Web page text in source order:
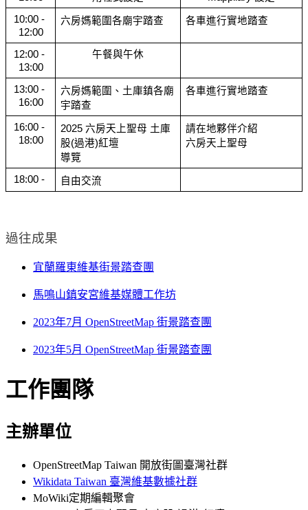
10:00 -
12:00
六房媽範圍各廟宇踏查 各車進行實地踏查
12:00 -
13:00
午餐與午休
13:00 -
16:00
六房媽範圍、土庫鎮各廟
宇踏查
各車進行實地踏查
16:00 -
18:00
2025 六房天上聖母 土庫
股(過港)紅壇
導覽
請在地夥伴介紹
六房天上聖母
18:00 - 自由交流
過往成果
宜蘭羅東維基街景踏查團
馬鳴山鎮安宮維基媒體工作坊
2023年7月 OpenStreetMap 街景踏查團
2023年5月 OpenStreetMap 街景踏查團
工作團隊
主辦單位
OpenStreetMap Taiwan 開放街圖臺灣社群
Wikidata Taiwan 臺灣維基數據社群
MoWiki定期編輯聚會